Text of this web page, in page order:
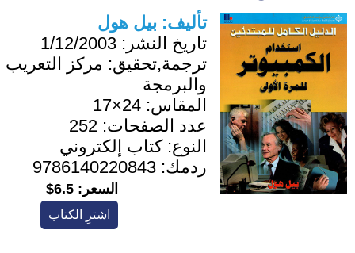
تأليف: بيل هول
تاريخ النشر: 1/12/2003
ترجمة,تحقيق: مركز التعريب
والبرمجة
المقاس: 24×17
عدد الصفحات: 252
النوع:كتاب إلكتروني
ردمك: 9786140220843
السعر: 6.5$
اشترِ الكتاب